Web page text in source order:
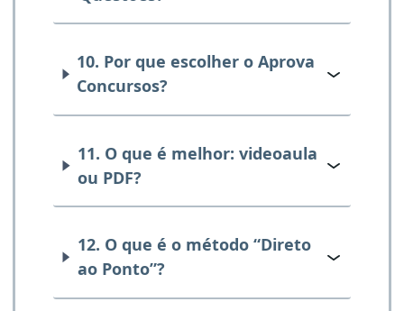
10. Por que escolher o Aprova
Concursos?
11. O que é melhor: videoaula
ou PDF?
12. O que é o método “Direto
ao Ponto”?